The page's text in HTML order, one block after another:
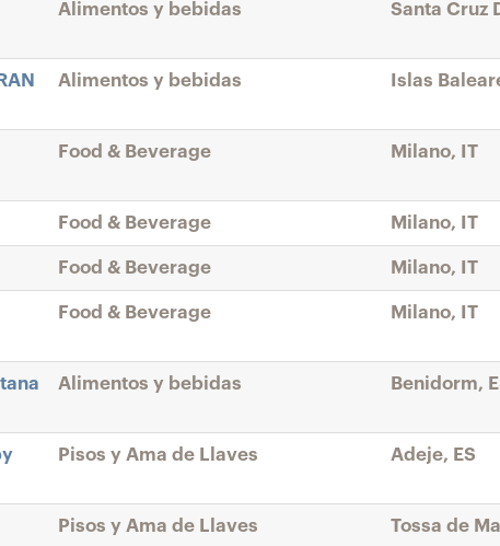
Alimentos y bebidas Santa Cruz
Alimentos y bebidas Islas
Food & Beverage Milano, IT
Food & Beverage Milano, IT
Food & Beverage Milano, IT
Food & Beverage Milano, IT
Alimentos y bebidas Benidorm,
Pisos y Ama de Llaves Adeje, ES
Pisos y Ama de Llaves Tossa de